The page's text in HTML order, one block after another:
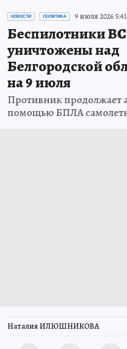
НОВОСТИ ПОЛИТИКА 9 июля 2026 5:41
Беспилотники
уничтожены над
Белгородской
на 9 июля
Противник продолжает
помощью БПЛА
Наталия ИЛЮШНИКОВА